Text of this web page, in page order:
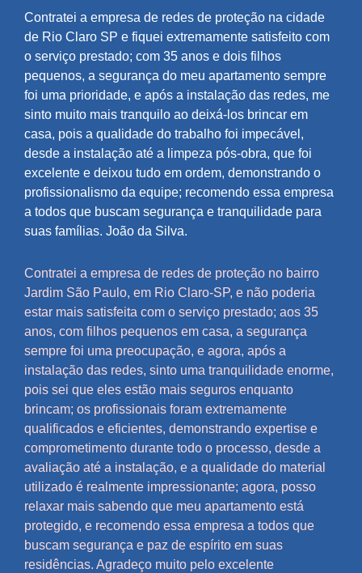
Contratei a empresa de redes de proteção na cidade
de Rio Claro SP e fiquei extremamente satisfeito com
o serviço prestado; com 35 anos e dois filhos
pequenos, a segurança do meu apartamento sempre
foi uma prioridade, e após a instalação das redes, me
sinto muito mais tranquilo ao deixá-los brincar em
casa, pois a qualidade do trabalho foi impecável,
desde a instalação até a limpeza pós-obra, que foi
excelente e deixou tudo em ordem, demonstrando o
profissionalismo da equipe; recomendo essa empresa
a todos que buscam segurança e tranquilidade para
suas famílias. João da Silva.
Contratei a empresa de redes de proteção no bairro
Jardim São Paulo, em Rio Claro-SP, e não poderia
estar mais satisfeita com o serviço prestado; aos 35
anos, com filhos pequenos em casa, a segurança
sempre foi uma preocupação, e agora, após a
instalação das redes, sinto uma tranquilidade enorme,
pois sei que eles estão mais seguros enquanto
brincam; os profissionais foram extremamente
qualificados e eficientes, demonstrando expertise e
comprometimento durante todo o processo, desde a
avaliação até a instalação, e a qualidade do material
utilizado é realmente impressionante; agora, posso
relaxar mais sabendo que meu apartamento está
protegido, e recomendo essa empresa a todos que
buscam segurança e paz de espírito em suas
residências. Agradeço muito pelo excelente